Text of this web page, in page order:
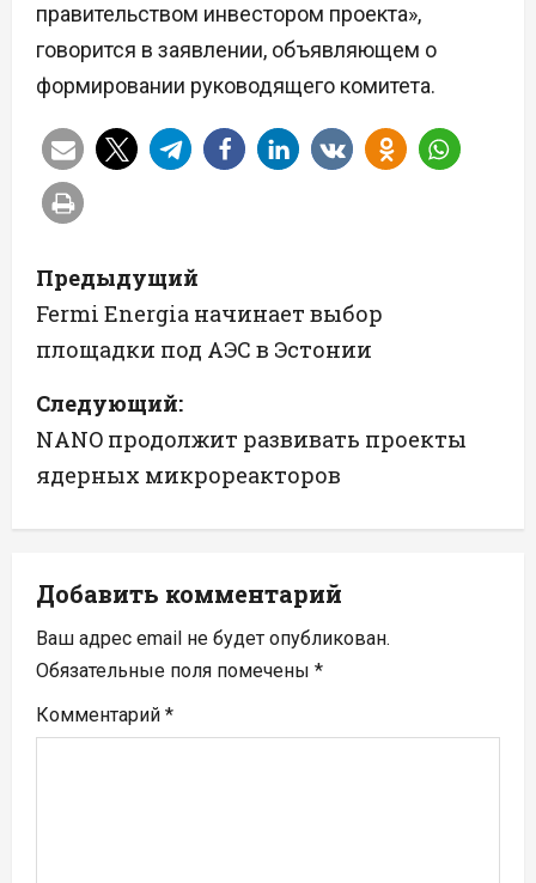
правительством инвестором проекта»,
говорится в заявлении, объявляющем о
формировании руководящего комитета.
Н
а
в
и
г
а
и
я
п
Предыдущий
Fermi Energia начинает выбор
площадки под АЭС в Эстонии
Следующий:
NANO продолжит развивать проекты
ядерных микрореакторов
Добавить комментарий
Ваш адрес email не будет опубликован.
Обязательные поля помечены *
Комментарий *